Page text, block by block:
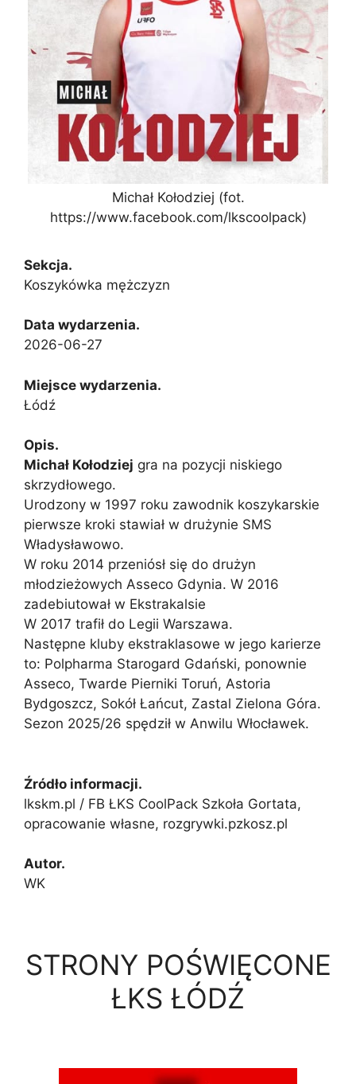
Michał Kołodziej (fot.
https://www.facebook.com/lkscoolpack)
Sekcja.
Koszykówka mężczyzn
Data wydarzenia.
2026-06-27
Miejsce wydarzenia.
Łódź
Opis.
Michał Kołodziej gra na pozycji niskiego
skrzydłowego.
Urodzony w 1997 roku zawodnik koszykarskie
pierwsze kroki stawiał w drużynie SMS
Władysławowo.
W roku 2014 przeniósł się do drużyn
młodzieżowych Asseco Gdynia. W 2016
zadebiutował w Ekstrakalsie
W 2017 trafił do Legii Warszawa.
Następne kluby ekstraklasowe w jego karierze
to: Polpharma Starogard Gdański, ponownie
Asseco, Twarde Pierniki Toruń, Astoria
Bydgoszcz, Sokół Łańcut, Zastal Zielona Góra.
Sezon 2025/26 spędził w Anwilu Włocławek.
Źródło informacji.
lkskm.pl / FB ŁKS CoolPack Szkoła Gortata,
opracowanie własne, rozgrywki.pzkosz.pl
Autor.
WK
STRONY POŚWIĘCONE
ŁKS ŁÓDŹ